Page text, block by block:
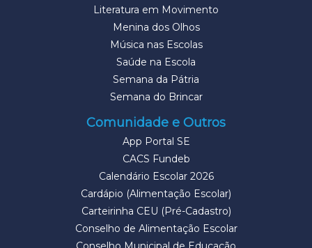
Literatura em Movimento
Menina dos Olhos
Música nas Escolas
Saúde na Escola
Semana da Pátria
Semana do Brincar
Comunidade e Outros
App Portal SE
CACS Fundeb
Calendário Escolar 2026
Cardápio (Alimentação Escolar)
Carteirinha CEU (Pré-Cadastro)
Conselho de Alimentação Escolar